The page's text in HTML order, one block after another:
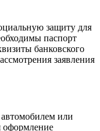
защиту для
паспорт
банковского
заявления
или
оформление